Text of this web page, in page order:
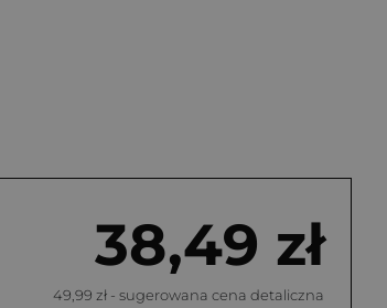
38,49 zł
49,99 zł - sugerowana cena detaliczna